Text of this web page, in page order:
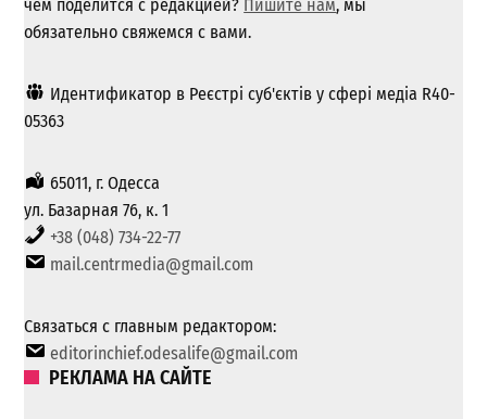
чем поделится с редакцией? Пишите нам, мы
обязательно свяжемся с вами.
Идентификатор в Реєстрі суб'єктів у сфері медіа R40-
05363
65011, г. Одесса
ул. Базарная 76, к. 1
+38 (048) 734-22-77
mail.centrmedia@gmail.com
Связаться с главным редактором:
editorinchief.odesalife@gmail.com
РЕКЛАМА НА САЙТЕ